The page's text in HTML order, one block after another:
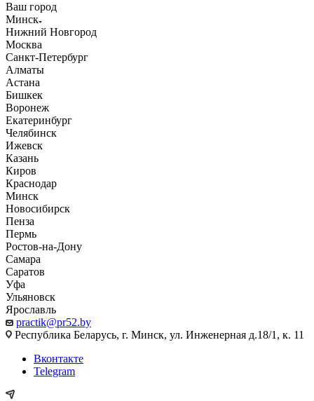
Ваш город
Минск
Нижний Новгород
Москва
Санкт-Петербург
Алматы
Астана
Бишкек
Воронеж
Екатеринбург
Челябинск
Ижевск
Казань
Киров
Краснодар
Минск
Новосибирск
Пенза
Пермь
Ростов-на-Дону
Самара
Саратов
Уфа
Ульяновск
Ярославль
practik@pr52.by
Республика Беларусь, г. Минск, ул. Инженерная д.18/1, к. 11
Вконтакте
Telegram